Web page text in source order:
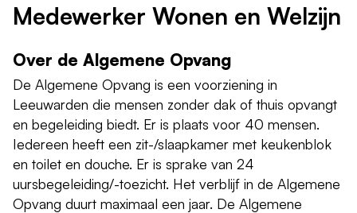
Medewerker Wonen en Welzijn
Over de Algemene Opvang
De Algemene Opvang is een voorziening in
Leeuwarden die mensen zonder dak of thuis opvangt
en begeleiding biedt. Er is plaats voor 40 mensen.
Iedereen heeft een zit-/slaapkamer met keukenblok
en toilet en douche. Er is sprake van 24
uursbegeleiding/-toezicht. Het verblijf in de Algemene
Opvang duurt maximaal een jaar. De Algemene